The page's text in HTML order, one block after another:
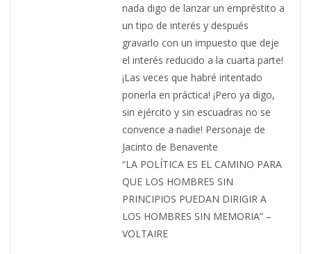
nada digo de lanzar un empréstito a
un tipo de interés y después
gravarlo con un impuesto que deje
el interés reducido a la cuarta parte!
¡Las veces que habré intentado
ponerla en práctica! ¡Pero ya digo,
sin ejército y sin escuadras no se
convence a nadie! Personaje de
Jacinto de Benavente
“LA POLÍTICA ES EL CAMINO PARA
QUE LOS HOMBRES SIN
PRINCIPIOS PUEDAN DIRIGIR A
LOS HOMBRES SIN MEMORIA” –
VOLTAIRE